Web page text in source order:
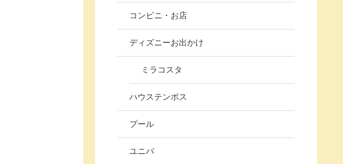
コンビニ・お店
ディズニーお出かけ
ミラコスタ
ハウステンボス
プール
ユニバ